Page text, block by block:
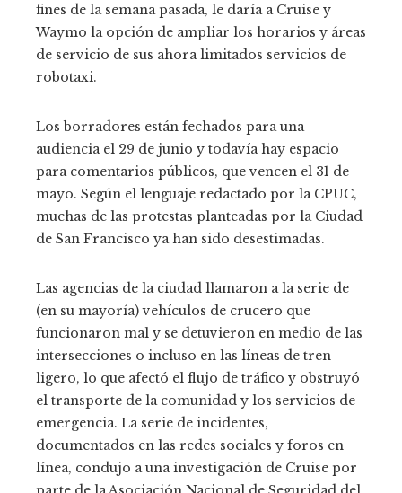
fines de la semana pasada, le daría a Cruise y
Waymo la opción de ampliar los horarios y áreas
de servicio de sus ahora limitados servicios de
robotaxi.
Los borradores están fechados para una
audiencia el 29 de junio y todavía hay espacio
para comentarios públicos, que vencen el 31 de
mayo. Según el lenguaje redactado por la CPUC,
muchas de las protestas planteadas por la Ciudad
de San Francisco ya han sido desestimadas.
Las agencias de la ciudad llamaron a la serie de
(en su mayoría) vehículos de crucero que
funcionaron mal y se detuvieron en medio de las
intersecciones o incluso en las líneas de tren
ligero, lo que afectó el flujo de tráfico y obstruyó
el transporte de la comunidad y los servicios de
emergencia. La serie de incidentes,
documentados en las redes sociales y foros en
línea, condujo a una investigación de Cruise por